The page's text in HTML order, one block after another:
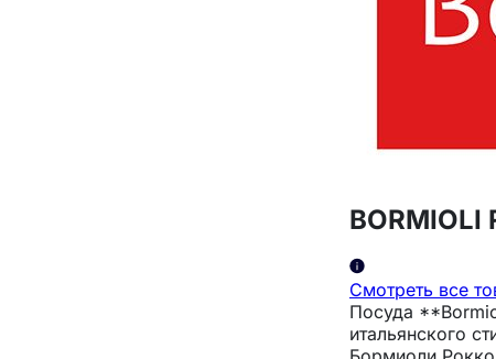
BORMIOLI
Смотреть все
Посуда
итальянского